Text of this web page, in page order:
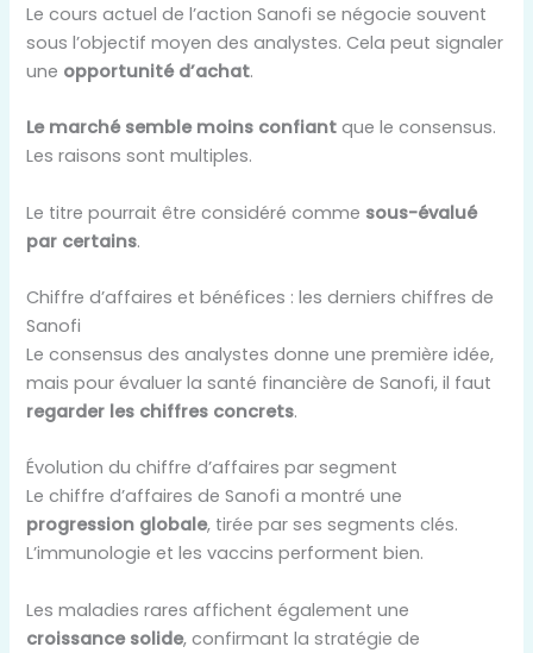
Le cours actuel de l’action Sanofi se négocie souvent
sous l’objectif moyen des analystes. Cela peut signaler
une opportunité d’achat.
Le marché semble moins confiant que le consensus.
Les raisons sont multiples.
Le titre pourrait être considéré comme sous-évalué
par certains.
Chiffre d’affaires et bénéfices : les derniers chiffres de
Sanofi
Le consensus des analystes donne une première idée,
mais pour évaluer la santé financière de Sanofi, il faut
regarder les chiffres concrets.
Évolution du chiffre d’affaires par segment
Le chiffre d’affaires de Sanofi a montré une
progression globale, tirée par ses segments clés.
L’immunologie et les vaccins performent bien.
Les maladies rares affichent également une
croissance solide, confirmant la stratégie de